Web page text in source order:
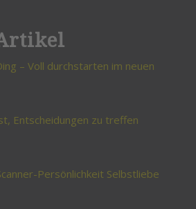
– Voll durchstarten im neuen
Entscheidungen zu treffen
Persönlichkeit Selbstliebe